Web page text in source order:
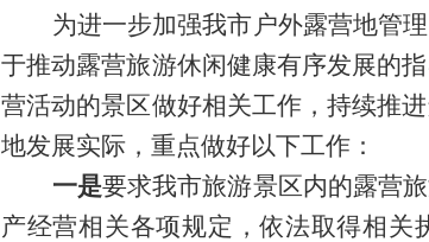
为进一步加强我市户外露营地管
于推动露营旅游休闲健康有序发展的
营活动的景区做好相关工作，持续推
地发展实际， 重点做好以下工作：
一是要求我市旅游景区内的露营
产经营相关各项规定，依法取得相关